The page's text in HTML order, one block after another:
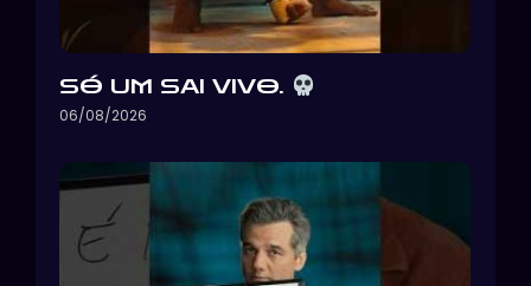
SÓ UM SAI VIVO.
06/08/2026